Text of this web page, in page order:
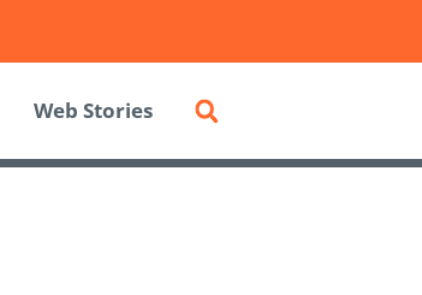
Web Stories